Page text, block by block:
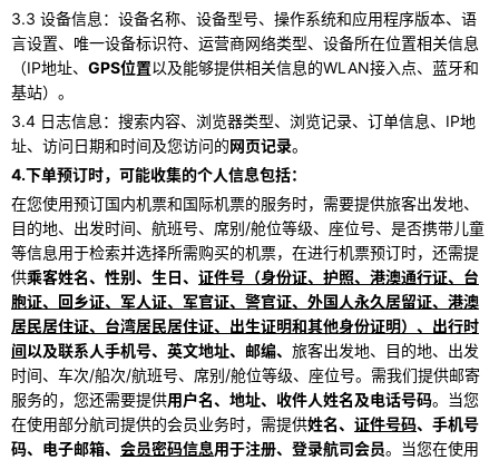
3.3 设备信息：设备名称、设备型号、操作系统和应用程序版本、语
言设置、唯一设备标识符、运营商网络类型、设备所在位置相关信息
（IP地址、 GPS位置以及能够提供相关信息的WLAN接入点、蓝牙和
基站）。
3.4 日志信息：搜索内容、浏览器类型、浏览记录、订单信息、IP地
址、访问日期和时间及您访问的网页记录。
4.下单预订时，可能收集的个人信息包括：
在您使用预订国内机票和国际机票的服务时，需要提供旅客出发地、
目的地、出发时间、航班号、席别/舱位等级、座位号、是否携带儿童
等信息用于检索并选择所需购买的机票，在进行机票预订时，还需提
供乘客姓名、性别、生日、 证件号（身份证、护照、港澳通行证、台
胞证、回乡证、军人证、军官证、警官证、外国人永久居留证、港澳
居民居住证、台湾居民居住证、出生证明和其他身份证明）、出行时
间以及联系人手机号、英文地址、邮编、 旅客出发地、目的地、出发
时间、车次/船次/航班号、席别/舱位等级、座位号。需我们提供邮寄
服务的，您还需要提供用户名、地址、收件人姓名及电话号码。当您
在使用部分航司提供的会员业务时，需提供姓名、 证件号码、手机号
码、电子邮箱、 会员密码信息用于注册、登录航司会员。当您在使用